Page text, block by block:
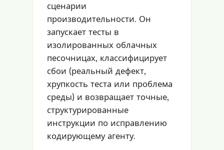
сценарии
производительности. Он
запускает тесты в
изолированных облачных
песочницах, классифицирует
сбои (реальный дефект,
хрупкость теста или проблема
среды) и возвращает точные,
структурированные
инструкции по исправлению
кодирующему агенту.